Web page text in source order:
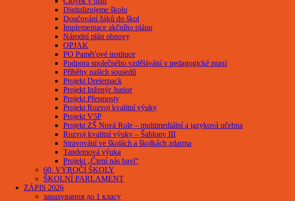
Digitalizujeme školu
Doučování žáků do škol
Implementace akčního plánu
Národní plán obnovy
OPJAK
PO Paměťové instituce
Podpora společného vzdělávání v pedagogické praxi
Příběhy našich sousedů
Projekt Dreierpack
Projekt Inženýr Junior
Projekt Přesmosty
Projekt Rozvoj kvalitní výuky
Projekt V5P
Projekt ZŠ Nová Role – multimediální a jazyková učebna
Rozvoj kvalitní výuky – Šablony III
Stravování ve školách a školkách zdarma
Tandemová výuka
Projekt „Čtení nás baví“
60. VÝROČÍ ŠKOLY
ŠKOLNÍ PARLAMENT
ZÁPIS 2026
зарахування до 1 класу